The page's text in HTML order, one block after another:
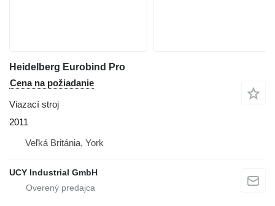
Heidelberg Eurobind Pro
Cena na požiadanie
Viazací stroj
2011
Veľká Británia, York
UCY Industrial GmbH